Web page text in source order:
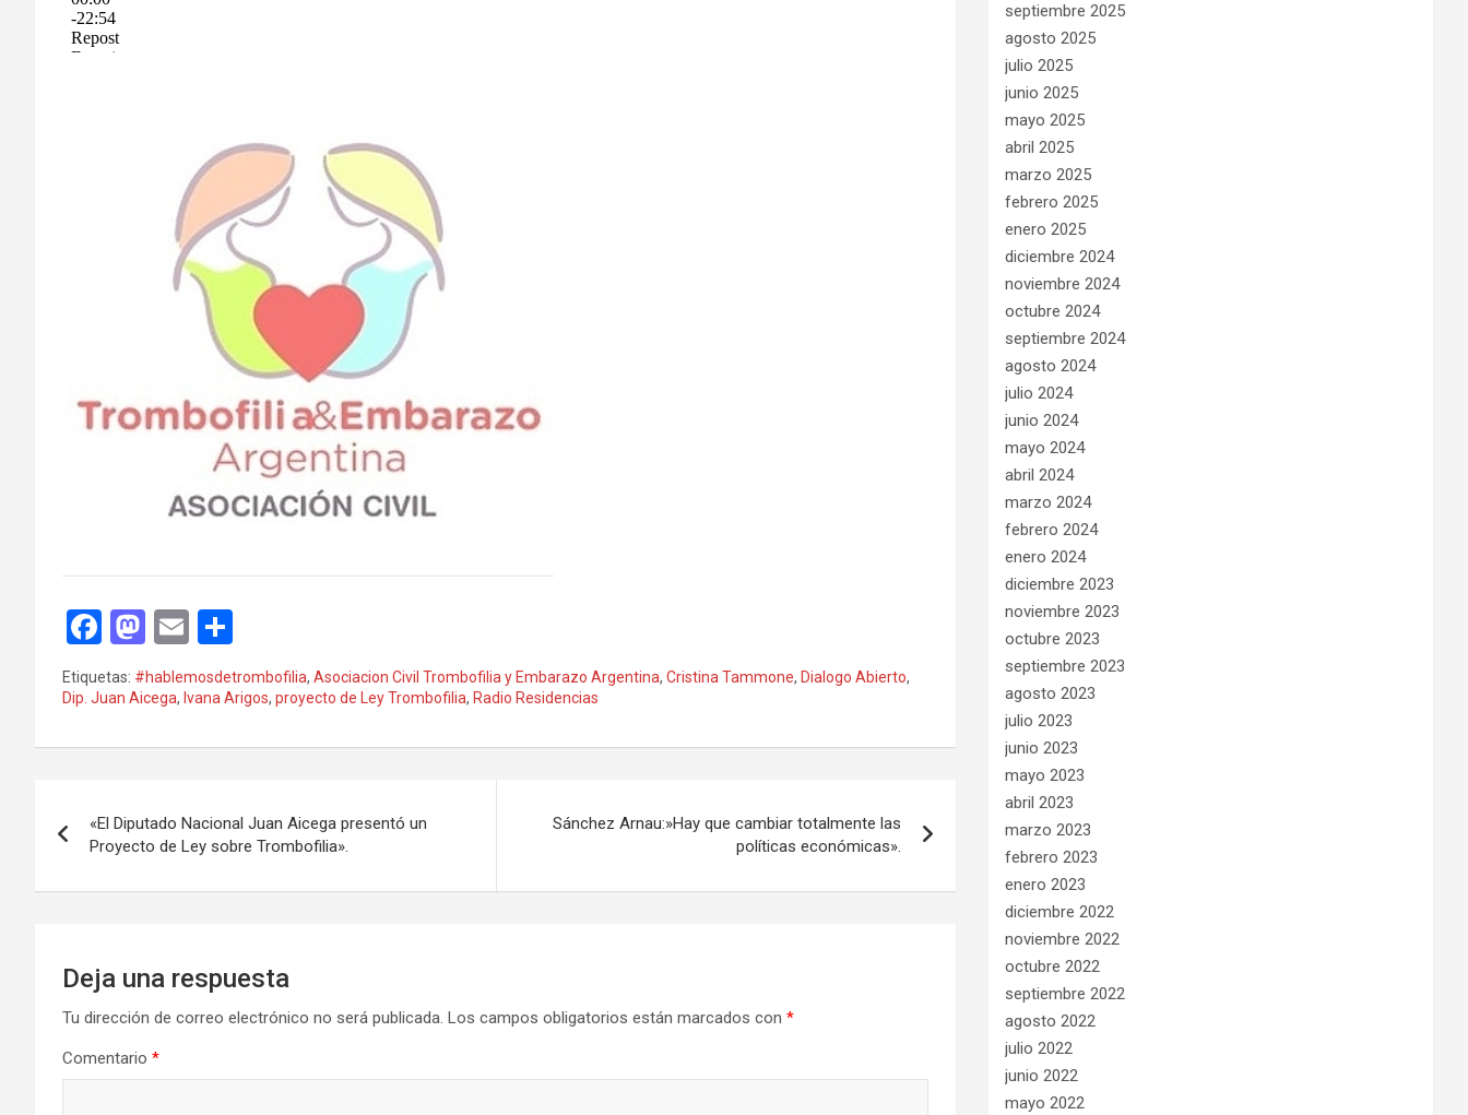
F
a
ce
k
M
a
st
n
E
ail
o
m
Etiquetas: #hablemosdetrombofilia, Asociacion Civil Trombofilia y Embarazo Argentina, Cristina Tammone, Dialogo Abierto,
Dip. Juan Aicega, Ivana Arigos, proyecto de Ley Trombofilia, Radio Residencias
de
entradas
«El Diputado Nacional Juan Aicega presentó un
Proyecto de Ley sobre Trombofilia».
Sánchez Arnau:»Hay que cambiar totalmente las
políticas económicas».
Deja una respuesta
Tu dirección de correo electrónico no será publicada. Los campos obligatorios están marcados con *
Comentario *
septiembre 2025
agosto 2025
julio 2025
junio 2025
mayo 2025
abril 2025
marzo 2025
febrero 2025
enero 2025
diciembre 2024
noviembre 2024
octubre 2024
septiembre 2024
agosto 2024
julio 2024
junio 2024
mayo 2024
abril 2024
marzo 2024
febrero 2024
enero 2024
diciembre 2023
noviembre 2023
octubre 2023
septiembre 2023
agosto 2023
julio 2023
junio 2023
mayo 2023
abril 2023
marzo 2023
febrero 2023
enero 2023
diciembre 2022
noviembre 2022
octubre 2022
septiembre 2022
agosto 2022
julio 2022
junio 2022
mayo 2022